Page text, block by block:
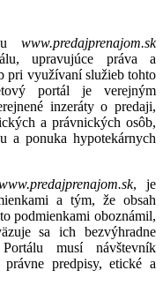
www.predajprenajom.sk
upravujúce práva a
pri využívaní služieb tohto
portál je verejným
inzeráty o predaji,
a právnických osôb,
a ponuka hypotekárnych
, je
a tým, že obsah
podmienkami oboznámil,
sa ich bezvýhradne
musí návštevník
právne predpisy, etické a